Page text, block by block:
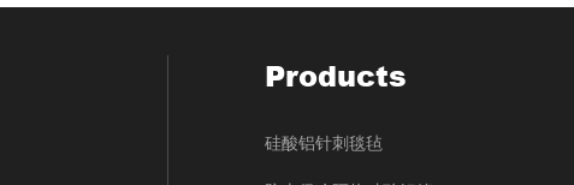
Products
硅酸铝针刺毯毡